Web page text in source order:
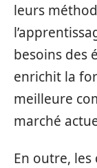
leurs
besoins des
enrichit la
meilleure
marché
En outre,